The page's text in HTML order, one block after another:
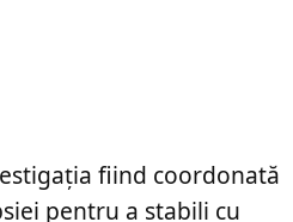
fiind coordonată
pentru a stabili cu